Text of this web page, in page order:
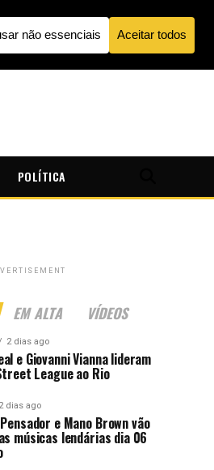
POLÍTICA
EM ALTA VÍDEOS
2 dias ago
e Giovanni Vianna lideram
League ao Rio
2 dias ago
e Mano Brown vão
músicas lendárias dia 06